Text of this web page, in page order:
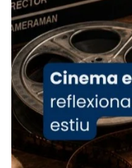
Aquest dilluns,
missa d’acció
comitè
del Sant Pare
col·laboradors,
L’arquebisbe de
Josep Omella, ha
concelebrat el
Mons. David